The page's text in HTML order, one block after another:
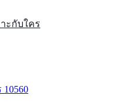
ะกับใคร